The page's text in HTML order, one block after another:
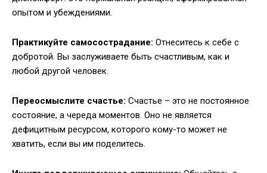
опытом и убеждениями.
Практикуйте самосострадание: Отнеситесь к себе с
добротой. Вы заслуживаете быть счастливым, как и
любой другой человек.
Переосмыслите счастье: Счастье – это не постоянное
состояние, а череда моментов. Оно не является
дефицитным ресурсом, которого кому-то может не
хватить, если вы им поделитесь.